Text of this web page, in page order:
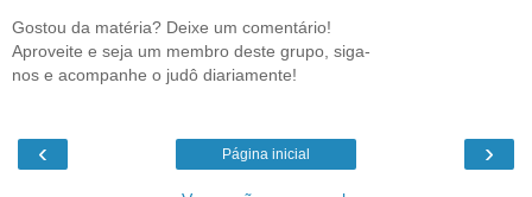
Gostou da matéria? Deixe um comentário!
Aproveite e seja um membro deste grupo, siga-
nos e acompanhe o judô diariamente!
‹ ›
Página inicial